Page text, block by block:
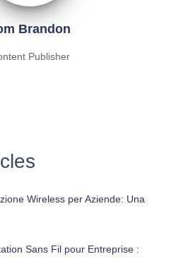
Brandon
Publisher
Wireless per Aziende: Una
Sans Fil pour Entreprise :